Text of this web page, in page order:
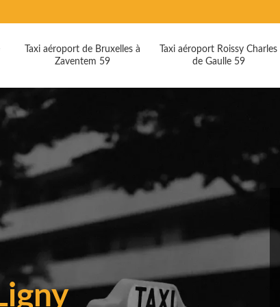
Taxi aéroport de Bruxelles à
Zaventem 59
Taxi aéroport Roissy Charles
de Gaulle 59